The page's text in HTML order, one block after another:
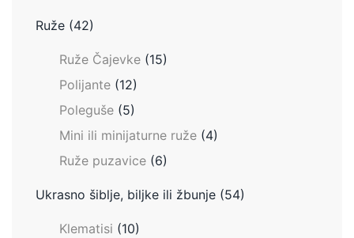
Ruže (42)
Ruže Čajevke (15)
Polijante (12)
Poleguše (5)
Mini ili minijaturne ruže (4)
Ruže puzavice (6)
Ukrasno šiblje, biljke ili žbunje (54)
Klematisi (10)